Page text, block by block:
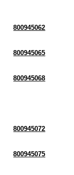
800945062
800945065
800945068
800945072
800945075